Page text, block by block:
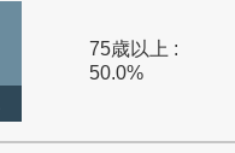
75歳以上 :
50.0%